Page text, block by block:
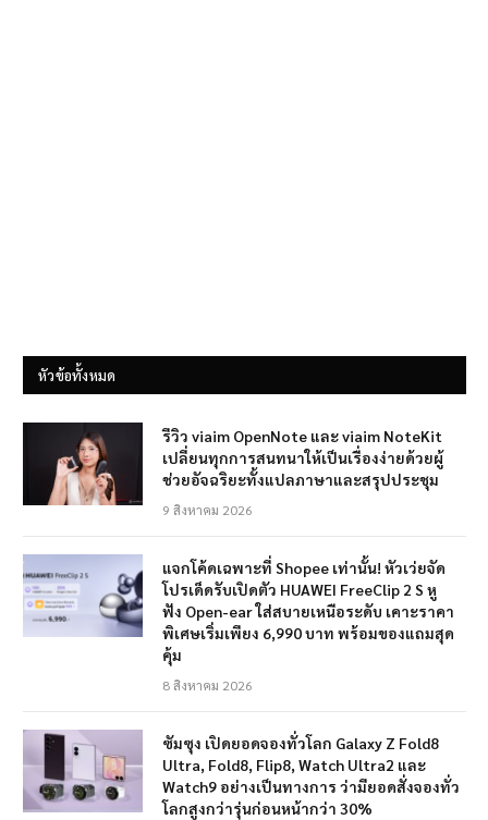
หัวข้อทั้งหมด
รีวิว viaim OpenNote และ viaim NoteKit
เปลี่ยนทุกการสนทนาให้เป็นเรื่องง่ายด้วยผู้
ช่วยอัจฉริยะทั้งแปลภาษาและสรุปประชุม
9 สิงหาคม 2026
แจกโค้ดเฉพาะที่ Shopee เท่านั้น! หัวเว่ยจัด
โปรเด็ดรับเปิดตัว HUAWEI FreeClip 2 S หู
ฟัง Open-ear ใส่สบายเหนือระดับ เคาะราคา
พิเศษเริ่มเพียง 6,990 บาท พร้อมของแถมสุด
คุ้ม
8 สิงหาคม 2026
ซัมซุง เปิดยอดจองทั่วโลก Galaxy Z Fold8
Ultra, Fold8, Flip8, Watch Ultra2 และ
Watch9 อย่างเป็นทางการ ว่ามียอดสั่งจองทั่ว
โลกสูงกว่ารุ่นก่อนหน้ากว่า 30%